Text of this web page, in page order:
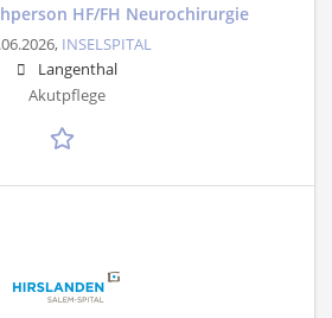
HF/FH Neurochirurgie
INSELSPITAL
Langenthal
Akutpflege